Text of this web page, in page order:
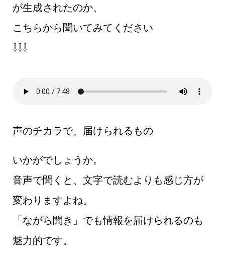
が生成されたのか、
こちらから聞いてみてください
⇩⇩⇩
声のチカラで、届けられるもの
いかがでしょうか。
音声で聞くと、文字で読むよりも感じ方が
変わりますよね。
「ながら聞き」でも情報を届けられるのも
魅力的です。